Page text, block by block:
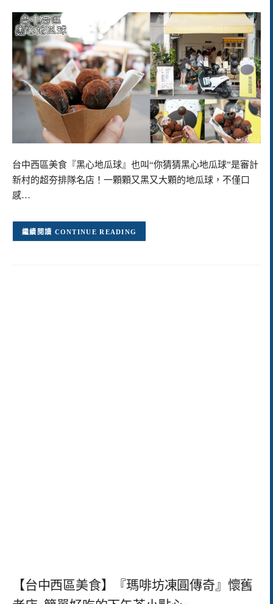
台中西區美食『黑心地瓜球』也叫“你猜猜黑心地瓜球”是審計
新村的超夯排隊名店！一顆顆又黑又大顆的地瓜球，不僅口
感…
CONTINUE READING
【台中西區美食】『瑪啡坊凍圓傳奇』懷舊